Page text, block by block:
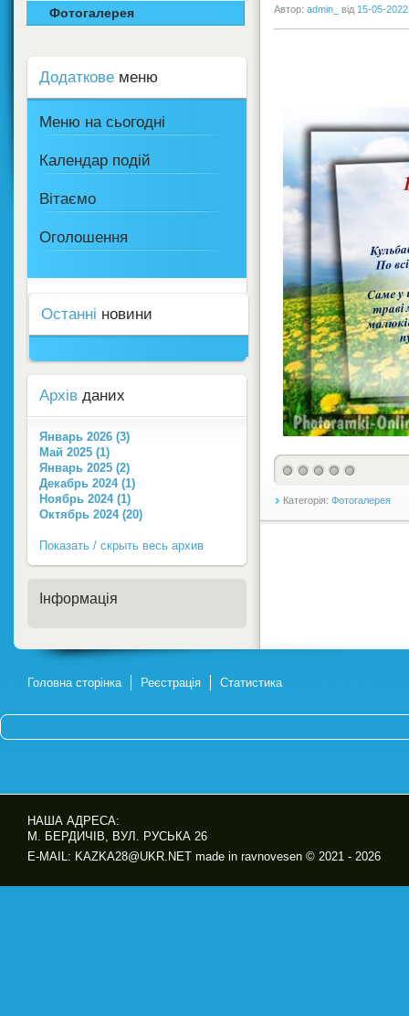
Автор: admin_ від 15-05-
Категорія: Фотогалерея
Фотогалерея
Додаткове меню
Меню на сьогодні
Календар подій
Вітаємо
Оголошення
Останні новини
Архів даних
Январь 2026 (3)
Май 2025 (1)
Январь 2025 (2)
Декабрь 2024 (1)
Ноябрь 2024 (1)
Октябрь 2024 (20)
Показать / скрыть весь архив
Інформація
Головна сторінка Реєстрація Статистика
НАША АДРЕСА:
М. БЕРДИЧІВ, ВУЛ. РУСЬКА 26
E-MAIL: KAZKA28@UKR.NET made in ravnovesen © 2021 - 2026